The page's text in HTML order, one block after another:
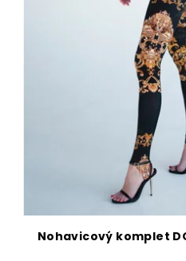
Nohavicový komplet